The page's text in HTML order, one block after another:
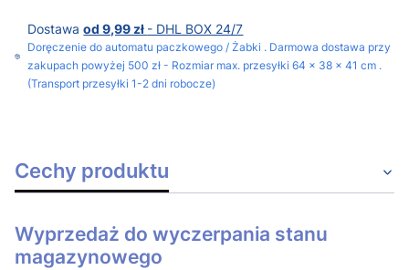
Dostawaod 9,99 zł - DHL BOX 24/7
Doręczenie do automatu paczkowego / Żabki . Darmowa dostawa przy
zakupach powyżej 500 zł - Rozmiar max. przesyłki 64 x 38 x 41 cm .
(Transport przesyłki 1-2 dni robocze)
Cechy produktu
Wyprzedaż do wyczerpania stanu
magazynowego